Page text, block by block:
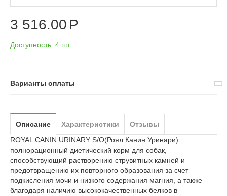
3 516.00 Р
Доступность: 4 шт.
Варианты оплаты
Описание Характеристики
Отзывы
ROYAL CANIN URINARY S/O(Роял Канин Уринари)
полнорационный диетический корм для собак,
способствующий растворению струвитных камней и
предотвращению их повторного образования за счет
подкисления мочи и низкого содержания магния, а также
благодаря наличию высококачественных белков в